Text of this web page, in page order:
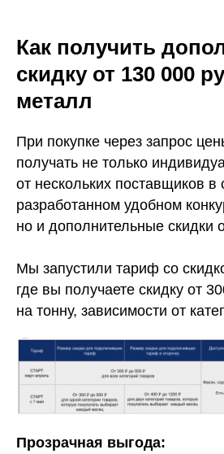
Как получить
скидку от 130 000
металл
При покупке через запрос
получать не только
от нескольких поставщиков в
разработанном удобном
но и дополнительные скидки
Мы запустили тариф со
где вы получаете скидку от
на тонну, зависимости от
Прозрачная выгода: